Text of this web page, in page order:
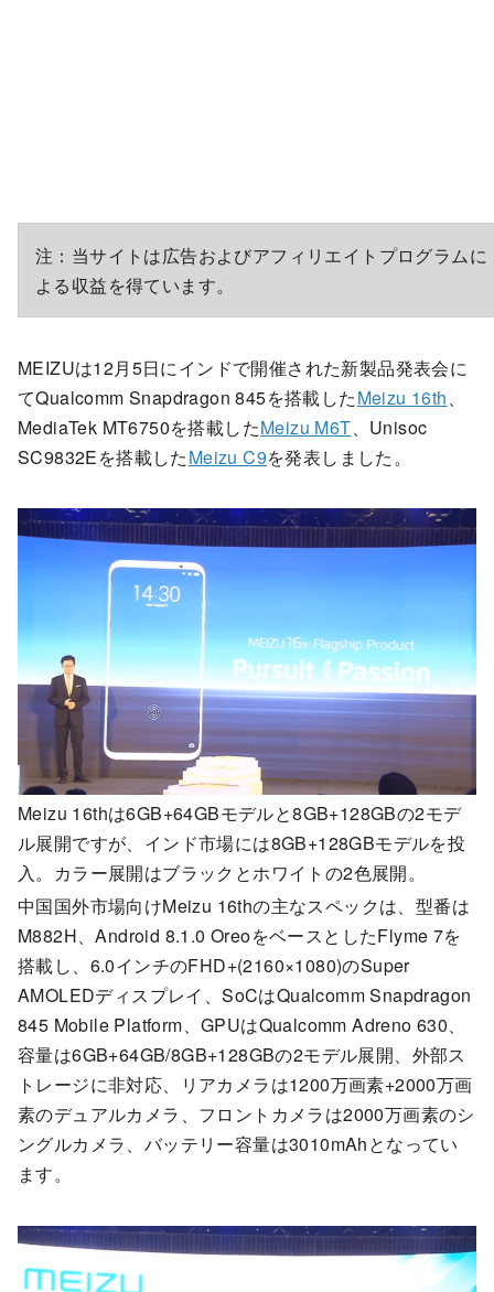
注：当サイトは広告およびアフィリエイトプログラムに
よる収益を得ています。
MEIZUは12月5日にインドで開催された新製品発表会に
てQualcomm Snapdragon 845を搭載したMeizu 16th、
MediaTek MT6750を搭載したMeizu M6T、Unisoc
SC9832Eを搭載したMeizu C9を発表しました。
Meizu 16thは6GB+64GBモデルと8GB+128GBの2モデ
ル展開ですが、インド市場には8GB+128GBモデルを投
入。カラー展開はブラックとホワイトの2色展開。
中国国外市場向けMeizu 16thの主なスペックは、型番は
M882H、Android 8.1.0 OreoをベースとしたFlyme 7を
搭載し、6.0インチのFHD+(2160×1080)のSuper
AMOLEDディスプレイ、SoCはQualcomm Snapdragon
845 Mobile Platform、GPUはQualcomm Adreno 630、
容量は6GB+64GB/8GB+128GBの2モデル展開、外部ス
トレージに非対応、リアカメラは1200万画素+2000万画
素のデュアルカメラ、フロントカメラは2000万画素のシ
ングルカメラ、バッテリー容量は3010mAhとなってい
ます。